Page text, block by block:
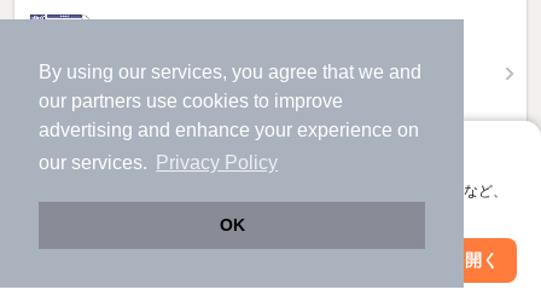
By using our services, you agree that we and
our partners use cookies to improve
advertising and enhance your experience on
our services.
Privacy Policy
OK
アプリに切り替えて、サクサクお部屋探し
会員登録なしですぐ使える。マップ検索やお気に入り保存など、
アプリを開く
礼
1.0ヶ月
1階 / 3LDK / 65.28㎡
お問い合わせ
ほか提供
絞り込み条件を変更